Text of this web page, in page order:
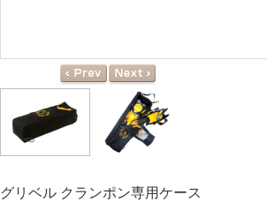
グリベル クランポン専用ケース